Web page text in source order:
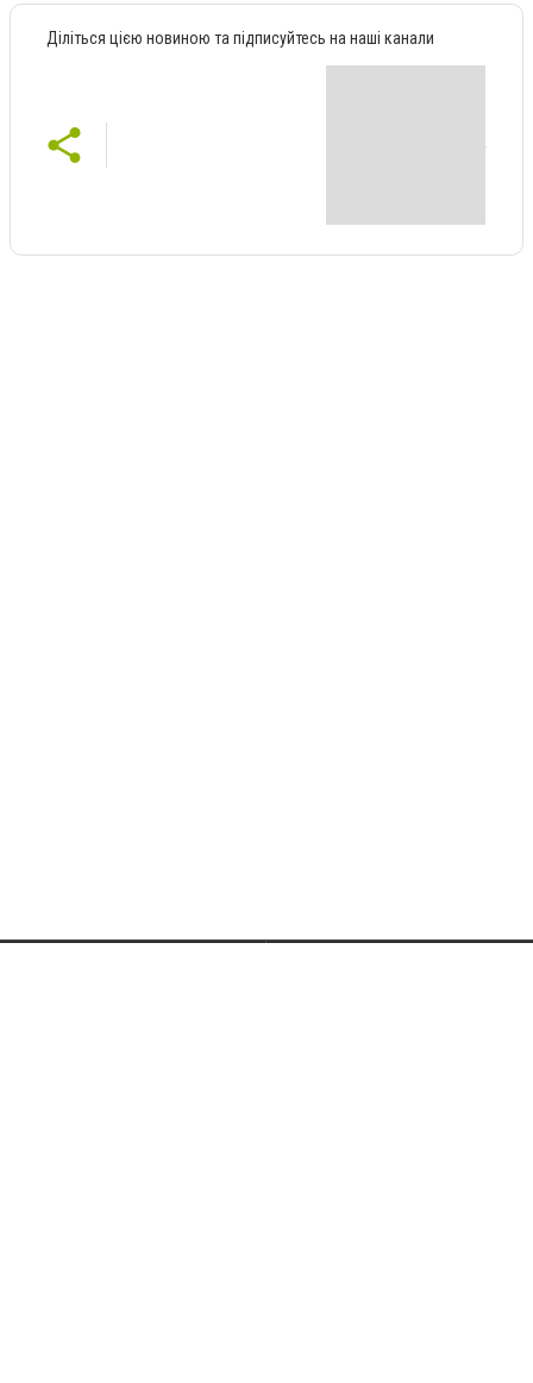
Діліться цією новиною та підписуйтесь на наші канали